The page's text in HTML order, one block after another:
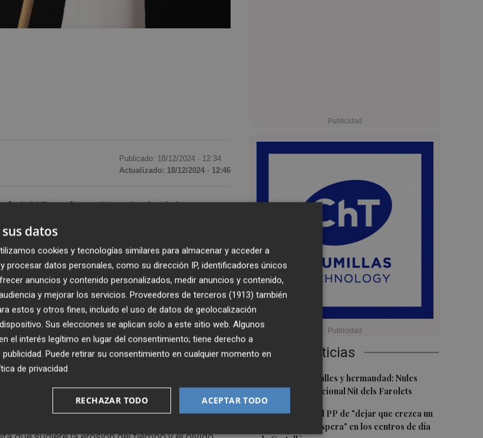
Últimas Noticias
Talleres, pasacalles y hermandad: Nules
celebra su tradicional Nit dels Farolets
2El PSPV acusa al PP de "dejar que crezca un
31 % la lista de espera" en los centros de día
Publicado: 18/12/2024 · 12:34
Actualizado: 18/12/2024 · 12:46
(1985), profesor e investigador de la
de Arte, Cultura de la
marco de esta prestigiosa bienal, cuya exposición
7 de diciembre y permanecerá abierta hasta
de Honor
otorgadas por la universidad,
La muestra, comisariada por Wilson Rojas
explorar la relación entre territorio y
este contexto, Alejandro Mañas presenta su
sobre la fragilidad de la memoria y su
el papel quemado en un poderoso
hoja parcialmente quemada, marcada por las
datos
cookies y tecnologías similares para almacenar y acceder a
procesar datos personales, como su dirección IP, identificadores únicos
anuncios y contenido personalizados, medir anuncios y contenido,
y mejorar los servicios. Proveedores de terceros (1913) también
estos y otros fines, incluido el uso de datos de geolocalización
Sus elecciones se aplican solo a este sitio web. Algunos
el interés legítimo en lugar del consentimiento; tiene derecho a
. Puede retirar su consentimiento en cualquier momento en
de privacidad
ACEPTAR TODO
RECHAZAR TODO